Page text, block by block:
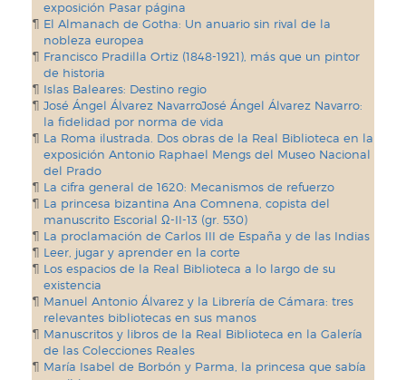
exposición Pasar página
El Almanach de Gotha: Un anuario sin rival de la
nobleza europea
Francisco Pradilla Ortiz (1848-1921), más que un pintor
de historia
Islas Baleares: Destino regio
José Ángel Álvarez NavarroJosé Ángel Álvarez Navarro:
la fidelidad por norma de vida
La Roma ilustrada. Dos obras de la Real Biblioteca en la
exposición Antonio Raphael Mengs del Museo Nacional
del Prado
La cifra general de 1620: Mecanismos de refuerzo
La princesa bizantina Ana Comnena, copista del
manuscrito Escorial Ω-II-13 (gr. 530)
La proclamación de Carlos III de España y de las Indias
Leer, jugar y aprender en la corte
Los espacios de la Real Biblioteca a lo largo de su
existencia
Manuel Antonio Álvarez y la Librería de Cámara: tres
relevantes bibliotecas en sus manos
Manuscritos y libros de la Real Biblioteca en la Galería
de las Colecciones Reales
María Isabel de Borbón y Parma, la princesa que sabía